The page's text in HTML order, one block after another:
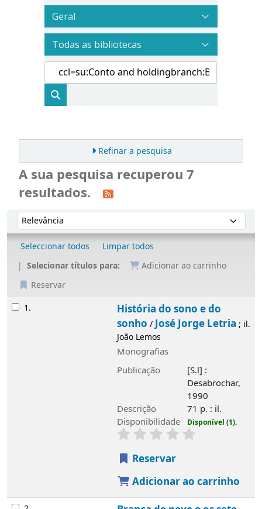
Refinar a pesquisa
A sua pesquisa recuperou 7
resultados.
Ordenar
Ordenar por:
Seleccionar todos
Limpar todos
Selecionar títulos para:
Adicionar ao carrinho
Reservar
Resultados
1. História do sono e do sonho/José
; il. João Lemos
[S.l] : Desabrochar, 1990
71 p. : il.
Reservar
Adicionar ao carrinho
[Lisboa] : Resomnia, 1991